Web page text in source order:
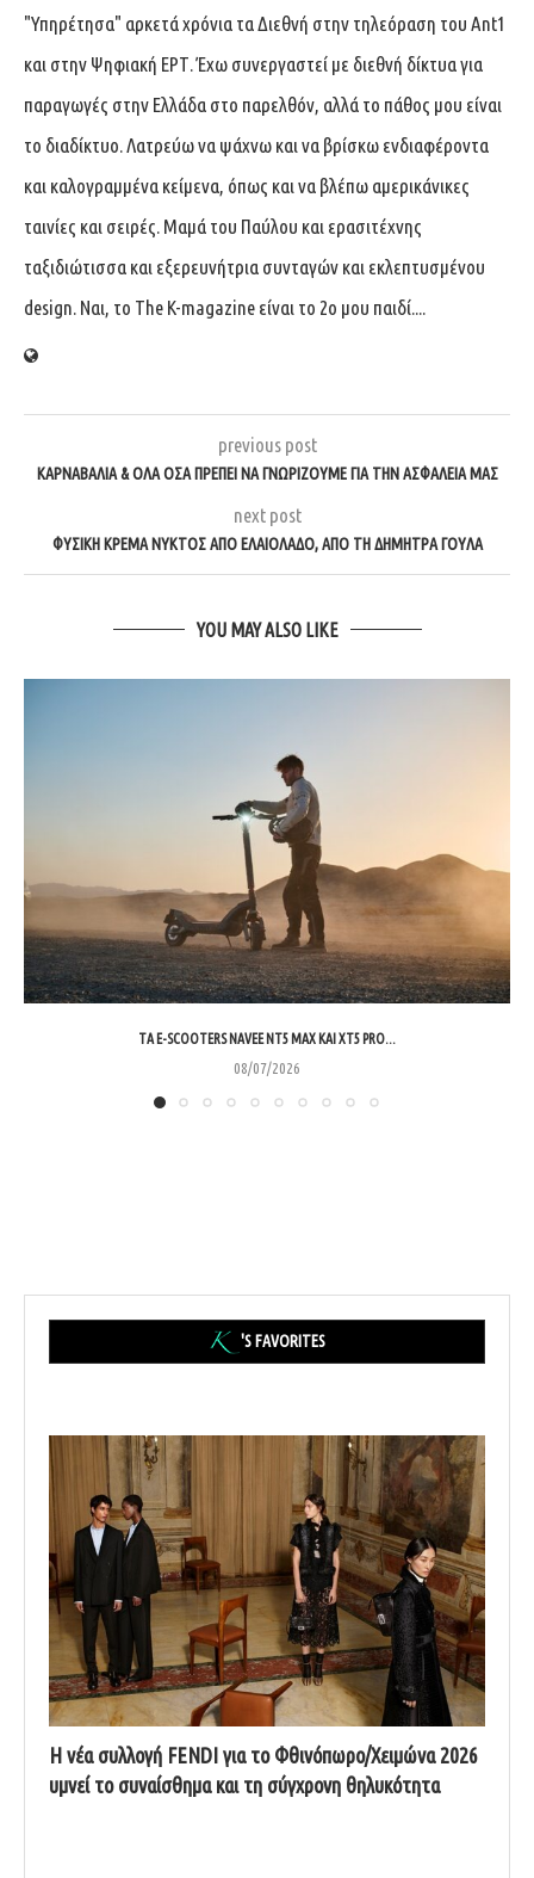
"Υπηρέτησα" αρκετά χρόνια τα Διεθνή στην τηλεόραση του Ant1
και στην Ψηφιακή ΕΡΤ. Έχω συνεργαστεί με διεθνή δίκτυα για
παραγωγές στην Ελλάδα στο παρελθόν, αλλά το πάθος μου είναι
το διαδίκτυο. Λατρεύω να ψάχνω και να βρίσκω ενδιαφέροντα
και καλογραμμένα κείμενα, όπως και να βλέπω αμερικάνικες
ταινίες και σειρές. Μαμά του Παύλου και ερασιτέχνης
ταξιδιώτισσα και εξερευνήτρια συνταγών και εκλεπτυσμένου
design. Ναι, το The K-magazine είναι το 2ο μου παιδί....
previous post
ΚΑΡΝΑΒΆΛΙΑ & ΌΛΑ ΌΣΑ ΠΡΈΠΕΙ ΝΑ ΓΝΩΡΊΖΟΥΜΕ ΓΙΑ ΤΗΝ ΑΣΦΆΛΕΙΑ ΜΑΣ
next post
ΦΥΣΙΚΉ ΚΡΈΜΑ ΝΥΚΤΌΣ ΑΠΌ ΕΛΑΙΌΛΑΔΟ, ΑΠΌ ΤΗ ΔΉΜΗΤΡΑ ΓΟΥΛΆ
YOU MAY ALSO LIKE
ΤΑ E-SCOOTERS NAVEE NT5 MAX ΚΑΙ XT5 PRO...
08/07/2026
'S FAVORITES
Η νέα συλλογή FENDI για το Φθινόπωρο/Χειμώνα 2026
υμνεί το συναίσθημα και τη σύγχρονη θηλυκότητα